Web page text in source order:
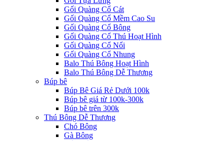
Gối Quàng Cổ Cát
Gối Quàng Cổ Mềm Cao Su
Gối Quàng Cổ Bông
Gối Quàng Cổ Thú Hoạt Hình
Gối Quàng Cổ Nổi
Gối Quàng Cổ Nhung
Balo Thú Bông Hoạt Hình
Balo Thú Bông Dễ Thương
Búp bê
Búp Bê Giá Rẻ Dưới 100k
Búp bê giá từ 100k-300k
Búp bê trên 300k
Thú Bông Dễ Thương
Chó Bông
Gà Bông